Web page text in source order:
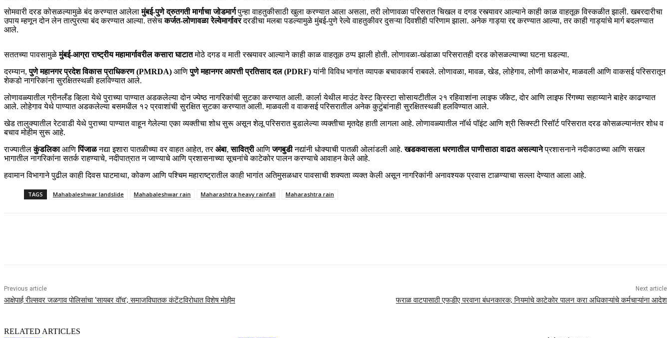
सोमवारी दरड कोसळल्यामुळे बंद करण्यात आलेलामुंबई-पुणे द्रुतगती मार्गाचा जोडमार्गपुन्हा वाहतुकीसाठी खुला करण्यात आला असला, तरी लोणावळा परिसरात चिखल व दगड रस्त्यावर आल्याने काही काळ वाहतूक विस्कळीत झाली. खबरदारीचा
उपाय म्हणून दोन लेन तात्पुरत्या बंद करण्यात आल्या. तसेचकर्जत-लोणावळा रेल्वेमार्गावरदरडीचा मलबा पडल्यामुळे मुंबई-पुणे रेल्वे वाहतुकीवर दुसऱ्या दिवशीही परिणाम झाला. अनेक गाड्या रद्द करण्यात आल्या, तर काही गाड्यांचे मार्ग बदलण्यात
आले.
सततच्या पावसामुळेमुंबई-आग्रा राष्ट्रीय महामार्गावरील कसारा घाटातमोठे दगड व माती रस्त्यावर आल्याने काही काळ वाहतूक ठप्प झाली होती. लोणावळा-खंडाळा परिसरातही दरड कोसळल्याच्या घटना घडल्या.
दरम्यान,पुणे महानगर प्रदेश विकास प्राधिकरण (PMRDA) आणिपुणे महानगर आपत्ती प्रतिसाद दल (PDRF)यांनी विविध भागांत व्यापक बचावकार्य राबवले. लोणावळा, मावळ, खेड, लोहेगाव, लोणी काळभोर, माळवली आणि वाकसई परिसरातून
शेकडो नागरिकांना सुरक्षितस्थळी हलविण्यात आले.
लोणावळ्यातील ग्रीनलँड व्हिला येथे पुराच्या पाण्यात अडकलेल्या दोन ज्येष्ठ नागरिकांची सुटका करण्यात आली. कार्ला येथील माउंट वेस्ट क्रिस्टा सोसायटीतील २१ रहिवाशांना लाइफ जॅकेट, दोर आणि लाइफ रिंगच्या सहाय्याने बाहेर काढण्यात
आले. लोहेगाव येथे पाण्यात अडकलेल्या बसमधील १२ प्रवाशांची सुरक्षित सुटका करण्यात आली. माळवली व वाकसई परिसरातील अनेक कुटुंबांनाही सुरक्षितस्थळी हलविण्यात आले.
खेड तालुक्यातील रेटवाडी येथे पुराच्या पाण्यात वाहून गेलेल्या एका व्यक्तीचा शोध सुरू असून शेलू परिसरात बुडालेल्या व्यक्तीचा मृतदेह हाती लागला आहे. लोणावळ्यातील नॉर्थ पॉइंट आणि श्री सिक्स्टी रिसॉर्ट परिसरात दरड कोसळल्यानंतर शोध व
बचाव मोहीम सुरू आहे.
राज्यातीलकुंडलिकाआणिपिंजाळनद्या इशारा पातळीच्या वर वाहत आहेत, तरअंबा,सावित्रीआणिजगबुडीनद्यांनी धोक्याची पातळी ओलांडली आहे.खडकवासला धरणातील पाणीसाठा वाढत असल्यानेप्रशासनाने नदीकाठच्या आणि सखल
भागातील नागरिकांना सतर्क राहण्याचे, नदीपात्रात न जाण्याचे आणि प्रशासनाच्या सूचनांचे काटेकोर पालन करण्याचे आवाहन केले आहे.
हवामान विभागाने पुढील काही दिवस घाटमाथा, कोकण आणि पश्चिम महाराष्ट्रातील काही भागांत अतिमुसळधार पावसाची शक्यता व्यक्त केली असून नागरिकांनी अनावश्यक प्रवास टाळण्याचा सल्ला देण्यात आला आहे.
TAGS Mahabaleshwar landslide Mahabaleshwar rain Maharashtra heavy rainfall Maharashtra rain
Previous article
आक्षेपार्ह रील्सवर जळगाव पोलिसांचा ‘सायबर वॉच’; समाजविघातक कंटेंटविरोधात विशेष मोहीम
Next article
फराळ वाटपासाठी एफडीए परवाना बंधनकारक; नियमांचे काटेकोर पालन करा अधिकाऱ्यांचे कर्मचाऱ्यांना आदेश
RELATED ARTICLES